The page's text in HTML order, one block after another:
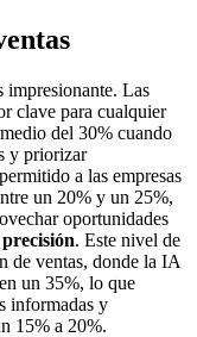
impresionante. Las
clave para cualquier
del 30% cuando
y priorizar
a las empresas
un 20% y un 25%,
oportunidades
. Este nivel de
de ventas, donde la IA
un 35%, lo que
informadas y
15% a 20%.